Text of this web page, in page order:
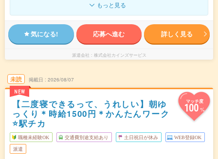
もっと見る
気になる! 応募へ進む 詳しく見る
派遣会社 株式会社カインズサービス
未読
NEW
掲載日 2026/08/07
マッチ度
100%
【二度寝できるって、うれしい】朝ゆ
っくり＊時給1500円＊かんたんワーク
⭐駅チカ
職種未経験OK 交通費別途支給あり 土日祝日が休み WEB登録OK
派遣